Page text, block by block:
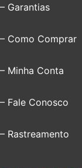
– Garantias
– Como Comprar
– Minha Conta
– Fale Conosco
– Rastreamento